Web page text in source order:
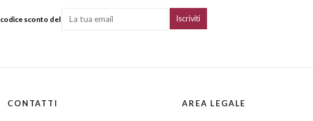
codice sconto del
CONTATTI AREA LEGALE